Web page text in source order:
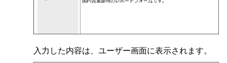
入力した内容は、ユーザー画面に表示されます。